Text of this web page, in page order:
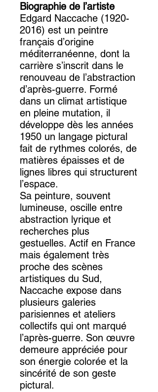
Biographie de l’artiste
Edgard Naccache (1920-
2016) est un peintre
français d’origine
méditerranéenne, dont la
carrière s’inscrit dans le
renouveau de l’abstraction
d’après-guerre. Formé
dans un climat artistique
en pleine mutation, il
développe dès les années
1950 un langage pictural
fait de rythmes colorés, de
matières épaisses et de
lignes libres qui structurent
l’espace.
Sa peinture, souvent
lumineuse, oscille entre
abstraction lyrique et
recherches plus
gestuelles. Actif en France
mais également très
proche des scènes
artistiques du Sud,
Naccache expose dans
plusieurs galeries
parisiennes et ateliers
collectifs qui ont marqué
l’après-guerre. Son œuvre
demeure appréciée pour
son énergie colorée et la
sincérité de son geste
pictural.